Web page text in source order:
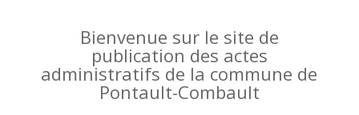
Bienvenue sur le site de
publication des actes
administratifs de la commune de
Pontault-Combault